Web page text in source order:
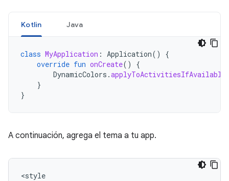
Kotlin Java
class MyApplication : Application()
{
override fun onCreate()
{
DynamicColors .applyToActivitiesIfAvailable
}
}
A continuación, agrega el tema a tu app.